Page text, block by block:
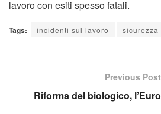
lavoro con esiti spesso fatali.
Tags: incidenti sul lavoro sicurezza
Previous Post
Riforma del biologico,